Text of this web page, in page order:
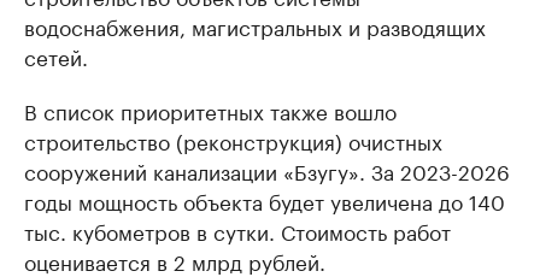
водоснабжения, магистральных и разводящих
сетей.
В список приоритетных также вошло
строительство (реконструкция) очистных
сооружений канализации «Бзугу». За 2023-2026
годы мощность объекта будет увеличена до 140
тыс. кубометров в сутки. Стоимость работ
оценивается в 2 млрд рублей.